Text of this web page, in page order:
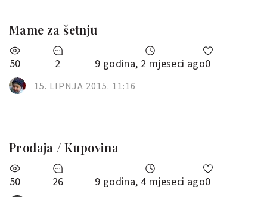
Mame za šetnju
50 2 9 godina, 2 mjeseci ago0
15. LIPNJA 2015. 11:16
Prodaja / Kupovina
50 26 9 godina, 4 mjeseci ago0